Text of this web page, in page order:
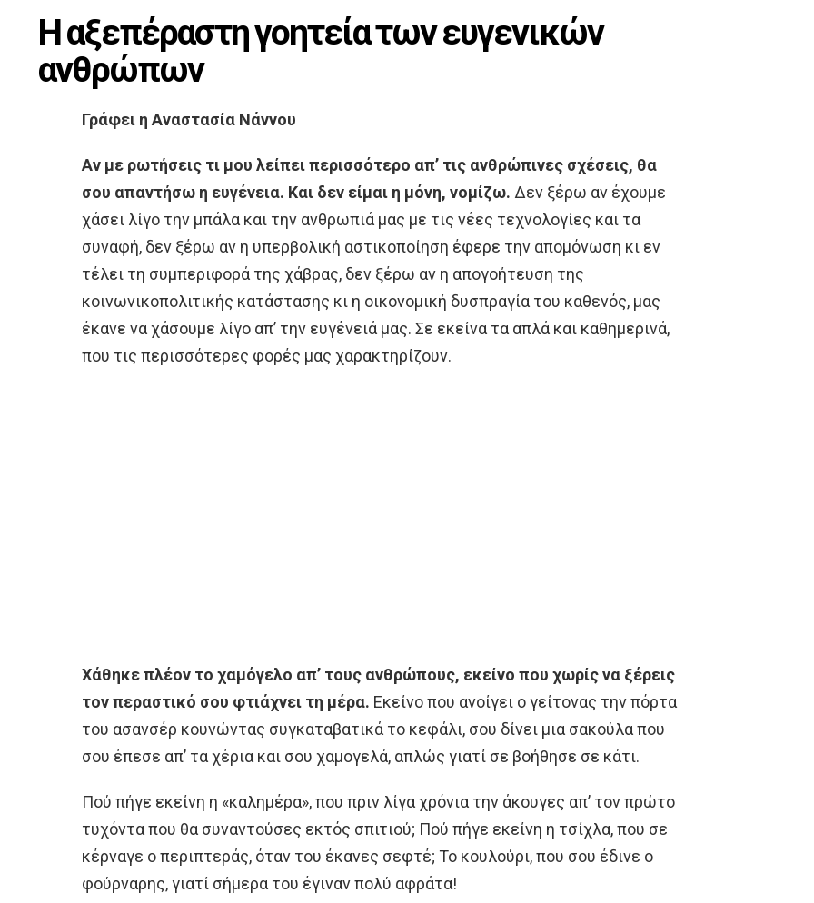
Η αξεπέραστη γοητεία των ευγενικών
ανθρώπων
Γράφει η Αναστασία Νάννου
Αν με ρωτήσεις τι μου λείπει περισσότερο απ’ τις ανθρώπινες σχέσεις, θα
σου απαντήσω η ευγένεια. Και δεν είμαι η μόνη, νομίζω. Δεν ξέρω αν έχουμε
χάσει λίγο την μπάλα και την ανθρωπιά μας με τις νέες τεχνολογίες και τα
συναφή, δεν ξέρω αν η υπερβολική αστικοποίηση έφερε την απομόνωση κι εν
τέλει τη συμπεριφορά της χάβρας, δεν ξέρω αν η απογοήτευση της
κοινωνικοπολιτικής κατάστασης κι η οικονομική δυσπραγία του καθενός, μας
έκανε να χάσουμε λίγο απ’ την ευγένειά μας. Σε εκείνα τα απλά και καθημερινά,
που τις περισσότερες φορές μας χαρακτηρίζουν.
Χάθηκε πλέον το χαμόγελο απ’ τους ανθρώπους, εκείνο που χωρίς να ξέρεις
τον περαστικό σου φτιάχνει τη μέρα. Εκείνο που ανοίγει ο γείτονας την πόρτα
του ασανσέρ κουνώντας συγκαταβατικά το κεφάλι, σου δίνει μια σακούλα που
σου έπεσε απ’ τα χέρια και σου χαμογελά, απλώς γιατί σε βοήθησε σε κάτι.
Πού πήγε εκείνη η «καλημέρα», που πριν λίγα χρόνια την άκουγες απ’ τον πρώτο
τυχόντα που θα συναντούσες εκτός σπιτιού; Πού πήγε εκείνη η τσίχλα, που σε
κέρναγε ο περιπτεράς, όταν του έκανες σεφτέ; Το κουλούρι, που σου έδινε ο
φούρναρης, γιατί σήμερα του έγιναν πολύ αφράτα!